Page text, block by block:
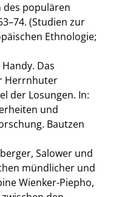
des populären
(Studien zur
Ethnologie;
Das
Herrnhuter
der Losungen. In:
und
Bautzen
Salower und
mündlicher und
Wienker-Piepho,